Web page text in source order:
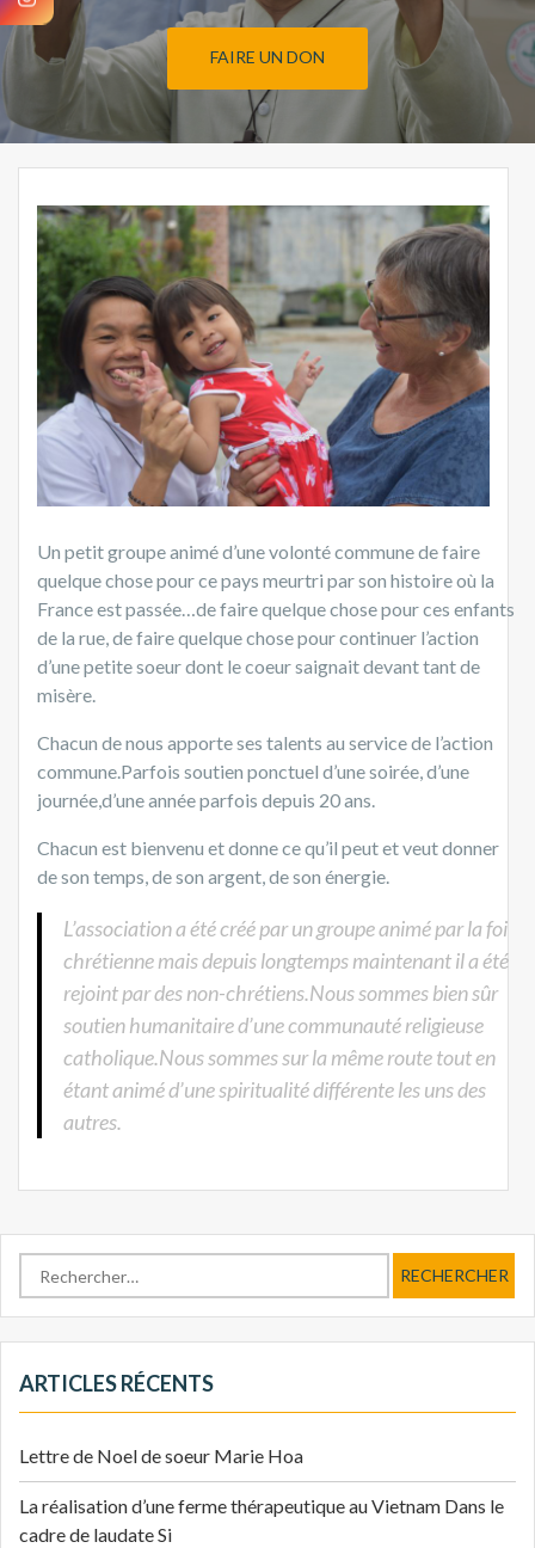
FAIRE UN DON
Un petit groupe animé d’une volonté commune de faire
quelque chose pour ce pays meurtri par son histoire où la
France est passée…de faire quelque chose pour ces enfants
de la rue, de faire quelque chose pour continuer l’action
d’une petite soeur dont le coeur saignait devant tant de
misère.
Chacun de nous apporte ses talents au service de l’action
commune.Parfois soutien ponctuel d’une soirée, d’une
journée,d’une année parfois depuis 20 ans.
Chacun est bienvenu et donne ce qu’il peut et veut donner
de son temps, de son argent, de son énergie.
L’association a été créé par un groupe animé par la foi
chrétienne mais depuis longtemps maintenant il a été
rejoint par des non-chrétiens.Nous sommes bien sûr
soutien humanitaire d’une communauté religieuse
catholique.Nous sommes sur la même route tout en
étant animé d’une spiritualité différente les uns des
autres.
Rechercher :
ARTICLES RÉCENTS
Lettre de Noel de soeur Marie Hoa
La réalisation d’une ferme thérapeutique au Vietnam Dans le
cadre de laudate Si